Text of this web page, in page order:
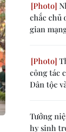
chắc chủ
gian
công tác
Dân tộc
Tưởng
hy sinh